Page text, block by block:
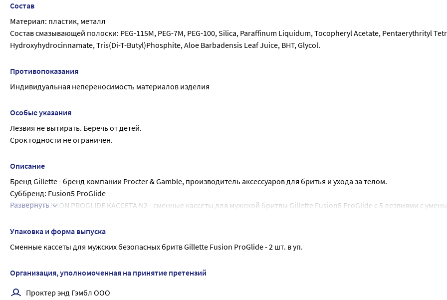
Состав
Материал: пластик, металл
Состав смазывающей полоски: PEG-115M, PEG-7M, PEG-100, Silica, Paraffinum Liquidum, Tocopheryl Acetate, Pentaerythrityl
Hydroxyhydrocinnamate, Tris(Di-T-Butyl)Phosphite, Aloe Barbadensis Leaf Juice, BHT, Glycol.
Противопоказания
Индивидуальная непереносимость материалов изделия
Особые указания
Лезвия не вытирать. Беречь от детей.
Срок годности не ограничен.
Описание
Бренд Gillette - бренд компании Procter & Gamble, производитель аксессуаров для бритья и ухода за телом.
Суббренд: Fusion5 ProGlide
GILLETTE FUSION PROGLIDE КАССЕТА N2 - сменные кассеты для мужской бритвы Gillette Fusion5 ProGlide с 5 лезвиями с
Точный триммер на обратной стороне удобен для обработки труднодоступных мест, таких как бакенбарды и участки кожи
Усовершенствованная смазывающая полоска с еще большим количеством смазывающих компонентов (по сравнению с
Сменные кассеты для мужской бритвы Fusion5 ProGlide подходят ко всем бритвам Fusion5 и Fusion5 Power.
Бритвы Gillette, которые раньше назывались Fusion ProGlide
Развернуть
Упаковка и форма выпуска
Сменные кассеты для мужских безопасных бритв Gillette Fusion ProGlide - 2 шт. в уп.
Организация, уполномоченная на принятие претензий
Проктер энд Гэмбл ООО